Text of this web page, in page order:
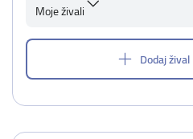
Moje živali
Dodaj žival